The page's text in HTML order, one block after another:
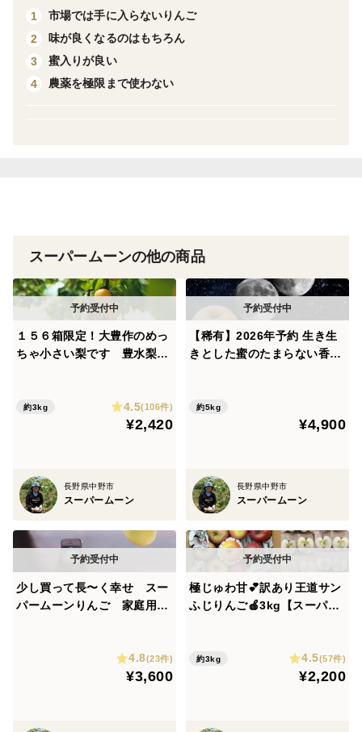
それは、「皮に栄養が詰まっている」から。りんごの皮
には「エピカテキン」「プロシアニジン」「アントシア
ニン」という3種類のポリフェノールをはじめ、「ペク
チン」という食物繊維や「カリウム」も含まれているん
す♪
売り切れ次第終了となりますので、ご注文はお早目に！
▼品種・味の特徴・食べ方
「偶然生まれたりんごジュース」に使用しているりんご
・スーパームーンりんご
色は輝くような黄金色をしており、青りんごとは全く別
物です！
甘みが強く、蜜たっぷり！それなのに爽やかで後味スッ
・サンふじりんご
おおぐし農園2では「葉とらず栽培」を行っているた
め、栄養バランスが良く、味わいに深みが出ており、と
1
市場では手に入らないりんご
2
味が良くなるのはもちろん
3
蜜入りが良い
4
農薬を極限まで使わない
スーパームーンの他の商品
１５６箱限定！大豊作のめっ
ちゃ小さい梨です 豊水梨
約3kg 4.5(106件)
¥2,420
長野県中野市
スーパームーン
【稀有】2026年予約 生き生
きとした蜜のたまらない香り
約5kg
¥4,900
長野県中野市
スーパームーン
少し買って長〜く幸せ スー
パームーンりんご 家庭用3k
4.8(23件)
¥3,600
極じゅわ甘💕訳あり王道サン
ふじりんご🍎3kg【スーパー
約3kg 4.5(57件)
¥2,200